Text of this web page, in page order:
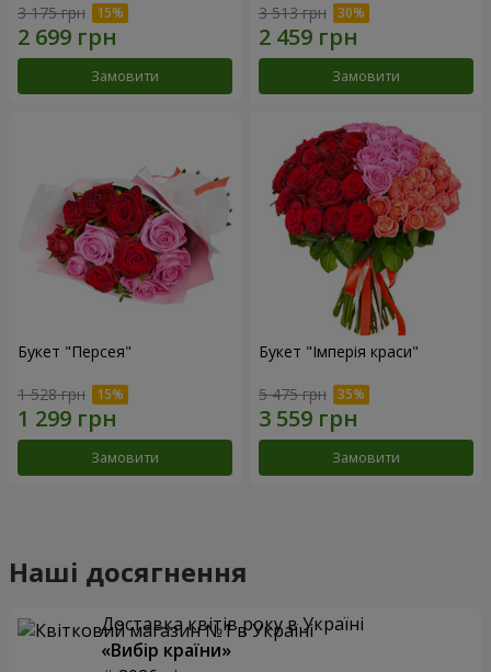
3 175 грн
Замовити
3 513 грн
Замовити
Букет "Персея"
1 528 грн
Замовити
Букет "Імперія краси"
5 475 грн
Замовити
Наші досягнення
Доставка квітів року в Україні
«Вибір країни»